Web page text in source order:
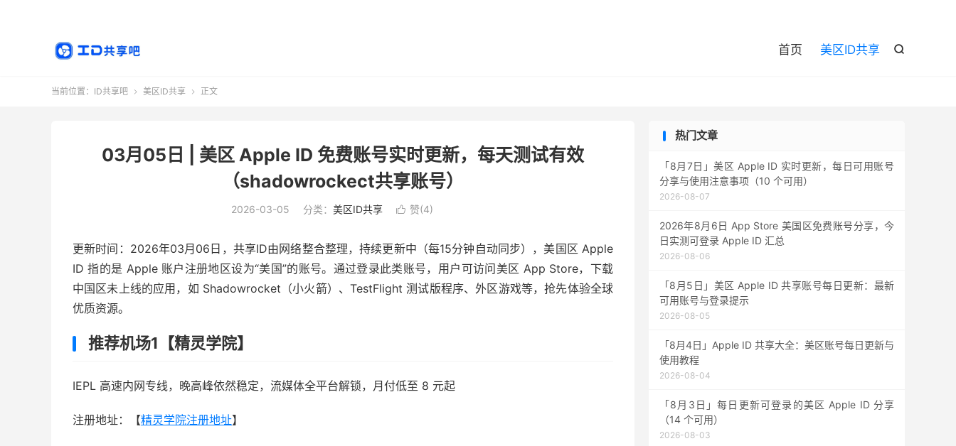

首页 美区ID共享
当前位置： ID共享吧  美区ID共享  正文
03月05日 | 美区 Apple ID 免费账号实时更新，每天测试有效
（shadowrockect共享账号）
2026-03-05 分类： 美区ID共享  赞(4)
更新时间：2026年03月06日，共享ID由网络整合整理，持续更新中（每15分钟自动同步），美国区 Apple
ID 指的是 Apple 账户注册地区设为“美国”的账号。通过登录此类账号，用户可访问美区 App Store，下载
中国区未上线的应用，如 Shadowrocket（小火箭）、TestFlight 测试版程序、外区游戏等，抢先体验全球
优质资源。
推荐机场1【精灵学院】
IEPL 高速内网专线，晚高峰依然稳定，流媒体全平台解锁，月付低至 8 元起
注册地址：【精灵学院注册地址】
热门文章
「8月7日」美区 Apple ID 实时更新，每日可用账号
分享与使用注意事项（10 个可用）
2026-08-07
2026年8月6日 App Store 美国区免费账号分享，今
日实测可登录 Apple ID 汇总
2026-08-06
「8月5日」美区 Apple ID 共享账号每日更新：最新
可用账号与登录提示
2026-08-05
「8月4日」Apple ID 共享大全：美区账号每日更新与
使用教程
2026-08-04
「8月3日」每日更新可登录的美区 Apple ID 分享
（14 个可用）
2026-08-03